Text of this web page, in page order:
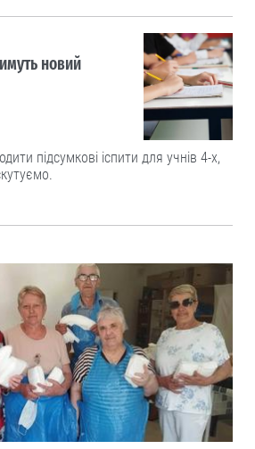
новий
підсумкові іспити для учнів 4-х,